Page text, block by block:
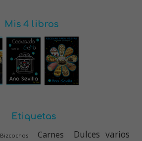
Mis 4 libros
Etiquetas
Bizcochos Carnes Dulces varios